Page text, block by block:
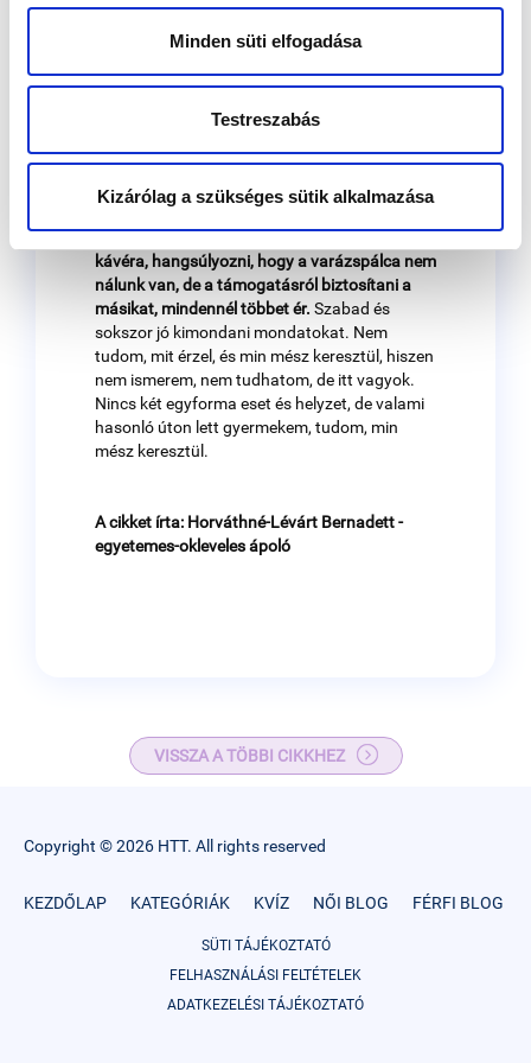
Minden süti elfogadása
Testreszabás
Kizárólag a szükséges sütik alkalmazása
igénybevételének szükségessége.
Ha egy olyan párnál kérdez rá valaki, hogy „Na
vagytok házasok?”, akik a sokadik negatív
terhességi tesztet követően próbálják
mosolyt.
Felajánlani a segítséget egy beszélgetésre, egy
kávéra, hangsúlyozni, hogy a varázspálca nem
nálunk van, de a támogatásról biztosítani a
másikat, mindennél többet ér. Szabad és
sokszor jó kimondani mondatokat. Nem
tudom, mit érzel, és min mész keresztül, hiszen
nem ismerem, nem tudhatom, de itt vagyok.
Nincs két egyforma eset és helyzet, de valami
hasonló úton lett gyermekem, tudom, min
mész keresztül.
A cikket írta: Horváthné-Lévárt Bernadett -
egyetemes-okleveles ápoló
VISSZA A TÖBBI CIKKHEZ
Copyright © 2026 HTT. All rights reserved
KEZDŐLAP KATEGÓRIÁK KVÍZ NŐI BLOG FÉRFI BLOG
SÜTI TÁJÉKOZTATÓ
FELHASZNÁLÁSI FELTÉTELEK
ADATKEZELÉSI TÁJÉKOZTATÓ